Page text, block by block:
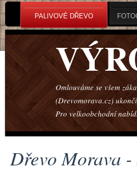
Dřevo Morava -
PALIVOVÉ DŘEVO
Omlouváme se všem
(Drevomorava.cz)
Pro velkoobchodní